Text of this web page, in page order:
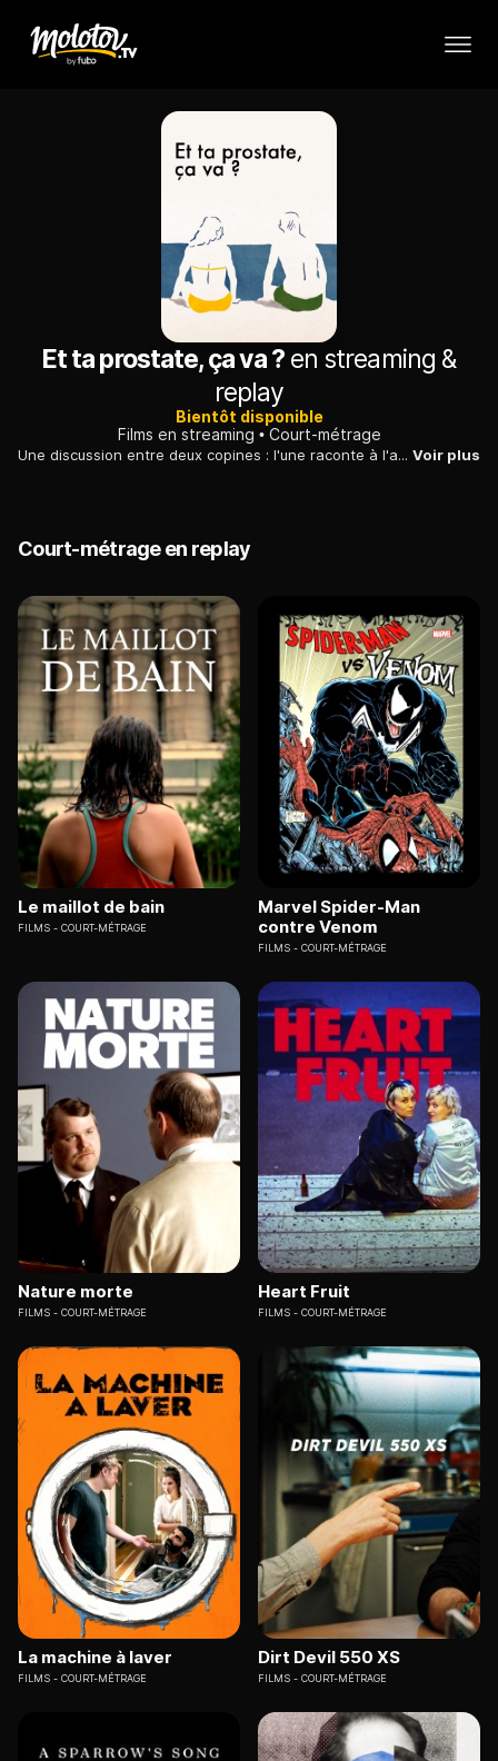
Et ta prostate, ça va ?en streaming &
replay
Bientôt disponible
Films en streaming
Court-métrage
Une discussion entre deux copines : l'une raconte à l'autre ce moment étrange où elle a pris des nouvelles de la prostate de son père. Voir plus
Court-métrage en replay
Le maillot de bain
FILMS COURT-MÉTRAGE
Marvel Spider-Man
contre Venom
FILMS COURT-MÉTRAGE
Nature morte
FILMS COURT-MÉTRAGE
Heart Fruit
FILMS COURT-MÉTRAGE
La machine à laver
FILMS COURT-MÉTRAGE
Dirt Devil 550 XS
FILMS COURT-MÉTRAGE